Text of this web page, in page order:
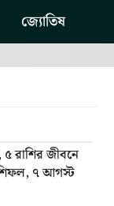
জ্যোতিষ
৫ রাশির জীবনে
৭ আগস্ট